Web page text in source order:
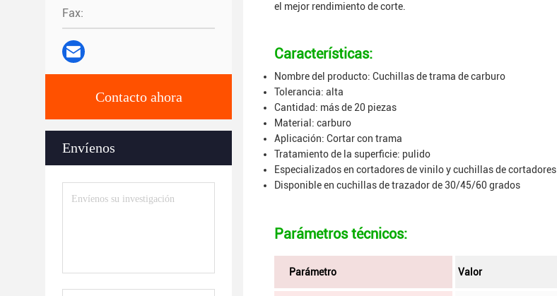
Fax:
Contacto ahora
Envíenos
el mejor rendimiento de corte.
Características:
Nombre del producto: Cuchillas de trama de carburo
Tolerancia: alta
Cantidad: más de 20 piezas
Material: carburo
Aplicación: Cortar con trama
Tratamiento de la superficie: pulido
Especializados en cortadores de vinilo y cuchillas de cortadores
Disponible en cuchillas de trazador de 30/45/60 grados
Parámetros técnicos:
Parámetro Valor